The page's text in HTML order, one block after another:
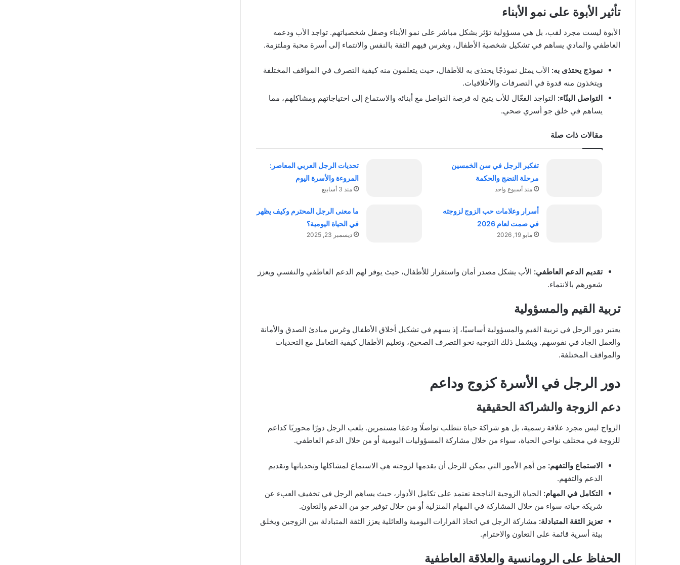
تأثير الأبوة على نمو الأبناء
الأبوة ليست مجرد لقب، بل هي مسؤولية تؤثر بشكل مباشر على نمو الأبناء وصقل شخصياتهم. تواجد الأب ودعمه
العاطفي والمادي يساهم في تشكيل شخصية الأطفال، ويغرس فيهم الثقة بالنفس والانتماء إلى أسرة محبة وملتزمة.
نموذج يحتذى به: الأب يمثل نموذجًا يحتذى به للأطفال، حيث يتعلمون منه كيفية التصرف في المواقف المختلفة
ويتخذون منه قدوة في التصرفات والأخلاقيات.
التواصل البنّاء: التواجد الفعّال للأب يتيح له فرصة التواصل مع أبنائه والاستماع إلى احتياجاتهم ومشاكلهم، مما
يساهم في خلق جو أسري صحي.
مقالات ذات صلة
تفكير الرجل في سن الخمسين
مرحلة النضج والحكمة
منذ أسبوع واحد
تحديات الرجل العربي المعاصر:
المروءة والأسرة اليوم
منذ 3 أسابيع
أسرار وعلامات حب الزوج لزوجته
في صمت لعام 2026
مايو 19, 2026
ما معنى الرجل المحترم وكيف يظهر
في الحياة اليومية؟
ديسمبر 23, 2025
تقديم الدعم العاطفي: الأب يشكل مصدر أمان واستقرار للأطفال، حيث يوفر لهم الدعم العاطفي والنفسي ويعزز
شعورهم بالانتماء.
تربية القيم والمسؤولية
يعتبر دور الرجل في تربية القيم والمسؤولية أساسيًا، إذ يسهم في تشكيل أخلاق الأطفال وغرس مبادئ الصدق والأمانة
والعمل الجاد في نفوسهم. ويشمل ذلك التوجيه نحو التصرف الصحيح، وتعليم الأطفال كيفية التعامل مع التحديات
والمواقف المختلفة.
دور الرجل في الأسرة كزوج وداعم
دعم الزوجة والشراكة الحقيقية
الزواج ليس مجرد علاقة رسمية، بل هو شراكة حياة تتطلب تواصلًا ودعمًا مستمرين. يلعب الرجل دورًا محوريًا كداعم
للزوجة في مختلف نواحي الحياة، سواء من خلال مشاركة المسؤوليات اليومية أو من خلال الدعم العاطفي.
الاستماع والتفهم: من أهم الأمور التي يمكن للرجل أن يقدمها لزوجته هي الاستماع لمشاكلها وتحدياتها وتقديم
الدعم والتفهم.
التكامل في المهام: الحياة الزوجية الناجحة تعتمد على تكامل الأدوار، حيث يساهم الرجل في تخفيف العبء عن
شريكة حياته سواء من خلال المشاركة في المهام المنزلية أو من خلال توفير جو من الدعم والتعاون.
تعزيز الثقة المتبادلة: مشاركة الرجل في اتخاذ القرارات اليومية والعائلية يعزز الثقة المتبادلة بين الزوجين ويخلق
بيئة أسرية قائمة على التعاون والاحترام.
الحفاظ على الرومانسية والعلاقة العاطفية